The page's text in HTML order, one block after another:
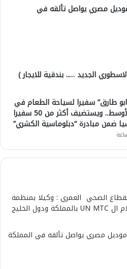
مصري يواصل تألقه في
الجديد ….. بندقية للايجار )
طارق” سفيرا لسياحة الطعام في
الشرق الأوسط.. ويستضيف أكثر من 50 سفيرا
ضمن مبادرة “دبلوماسية الكشري”
الصحي العمري : وكيلا بمنظمة
الامم المتحدة للتدريب والاعلام ال UN MTC بالمملكة ودول الخليج
مصري يواصل تألقه في المملكة